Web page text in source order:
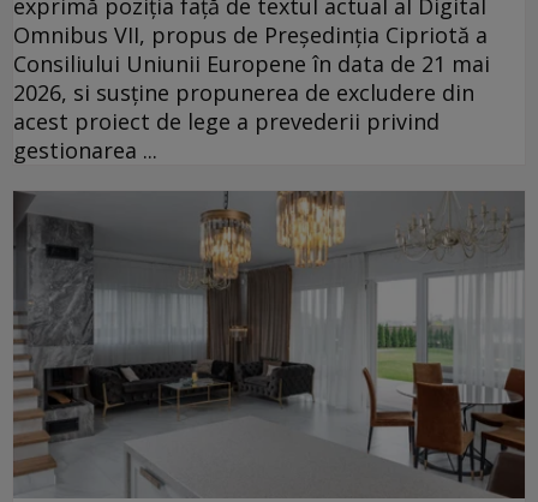
exprimă poziția față de textul actual al Digital
Omnibus VII, propus de Președinția Cipriotă a
Consiliului Uniunii Europene în data de 21 mai
2026, si susține propunerea de excludere din
acest proiect de lege a prevederii privind
gestionarea ...